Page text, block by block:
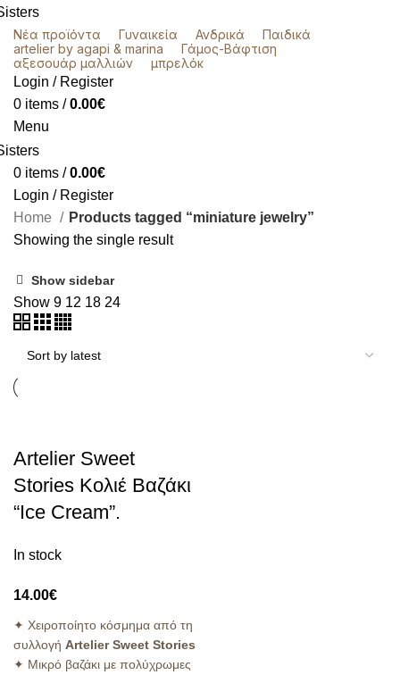
Νέα προϊόντα Γυναικεία Ανδρικά
Παιδικά
artelier by agapi & marina
Γάμος-Βάφτιση
αξεσουάρ μαλλιών
μπρελόκ
Login / Register
0 items / 0.00€
Menu
0 items / 0.00€
Login / Register
Home
Products tagged “miniature jewelry”
Showing the single result
Show sidebar
Show 9 12 18 24
Artelier Sweet
Stories Κολιέ Βαζάκι
“Ice Cream”.
In stock
14.00€
✦ Χειροποίητο κόσμημα από τη
συλλογή Artelier Sweet Stories
✦ Μικρό βαζάκι με πολύχρωμες